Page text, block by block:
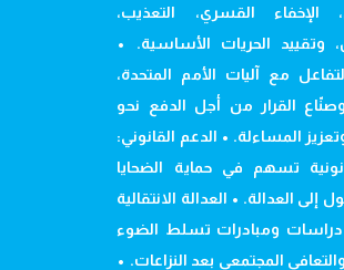
الإخفاء القسري، التعذيب،
وتقييد الحريات الأساسية. •
مع آليات الأمم المتحدة،
وصنّاع القرار من أجل الدفع نحو
المساءلة. • الدعم القانوني:
تسهم في حماية الضحايا
العدالة. • العدالة الانتقالية
دراسات ومبادرات تسلط الضوء
المجتمعي بعد النزاعات. •